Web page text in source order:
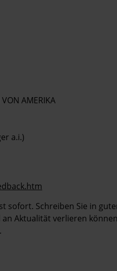
VON AMERIKA
a.i.)
sofort. Schreiben Sie in
Aktualität verlieren